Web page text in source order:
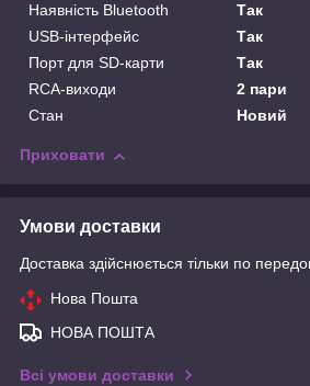
Наявність Bluetooth
Так
USB-інтерфейс
Так
Порт для SD-карти
Так
RCA-виходи
2 пари
Стан
Новий
Приховати
Умови доставки
Доставка здійснюється тільки по
Нова Пошта
НОВА ПОШТА
Всі умови доставки